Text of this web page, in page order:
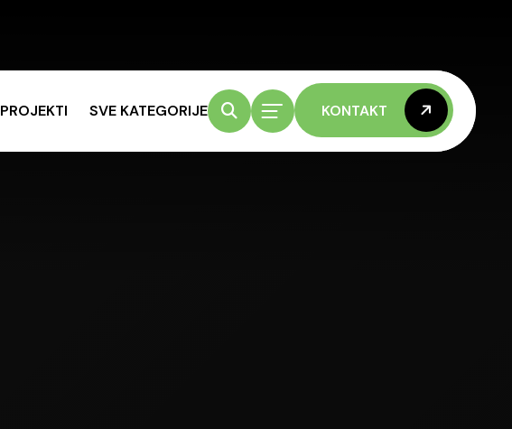
PROJEKTI SVE KATEGORIJE KONTAKT
KONTAKT